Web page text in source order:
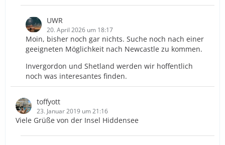
UWR
20. April 2026 um 18:17
Moin, bisher noch gar nichts. Suche noch nach einer
geeigneten Möglichkeit nach Newcastle zu kommen.
Invergordon und Shetland werden wir hoffentlich
noch was interesantes finden.
toffyott
23. Januar 2019 um 21:16
Viele Grüße von der Insel Hiddensee